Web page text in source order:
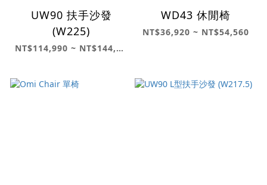
UW90 扶手沙發
(W225)
NT$114,990 ~ NT$144,070
WD43 休閒椅
NT$36,920 ~ NT$54,560